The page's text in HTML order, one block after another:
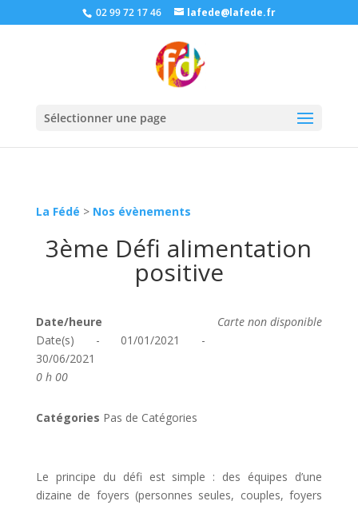
02 99 72 17 46 lafede@lafede.fr
Sélectionner une page
La Fédé > Nos évènements
3ème Défi alimentation
positive
Carte non disponible
Date/heure
Date(s) - 01/01/2021 -
30/06/2021
0 h 00
Catégories Pas de Catégories
Le principe du défi est simple : des équipes d’une
dizaine de foyers (personnes seules, couples, foyers